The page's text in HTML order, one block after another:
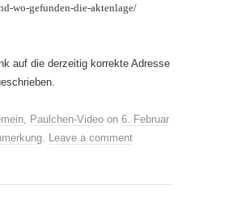
wo-gefunden-die-aktenlage/
auf die derzeitig korrekte Adresse
Paulchen-Video on 6. Februar
Leave a comment